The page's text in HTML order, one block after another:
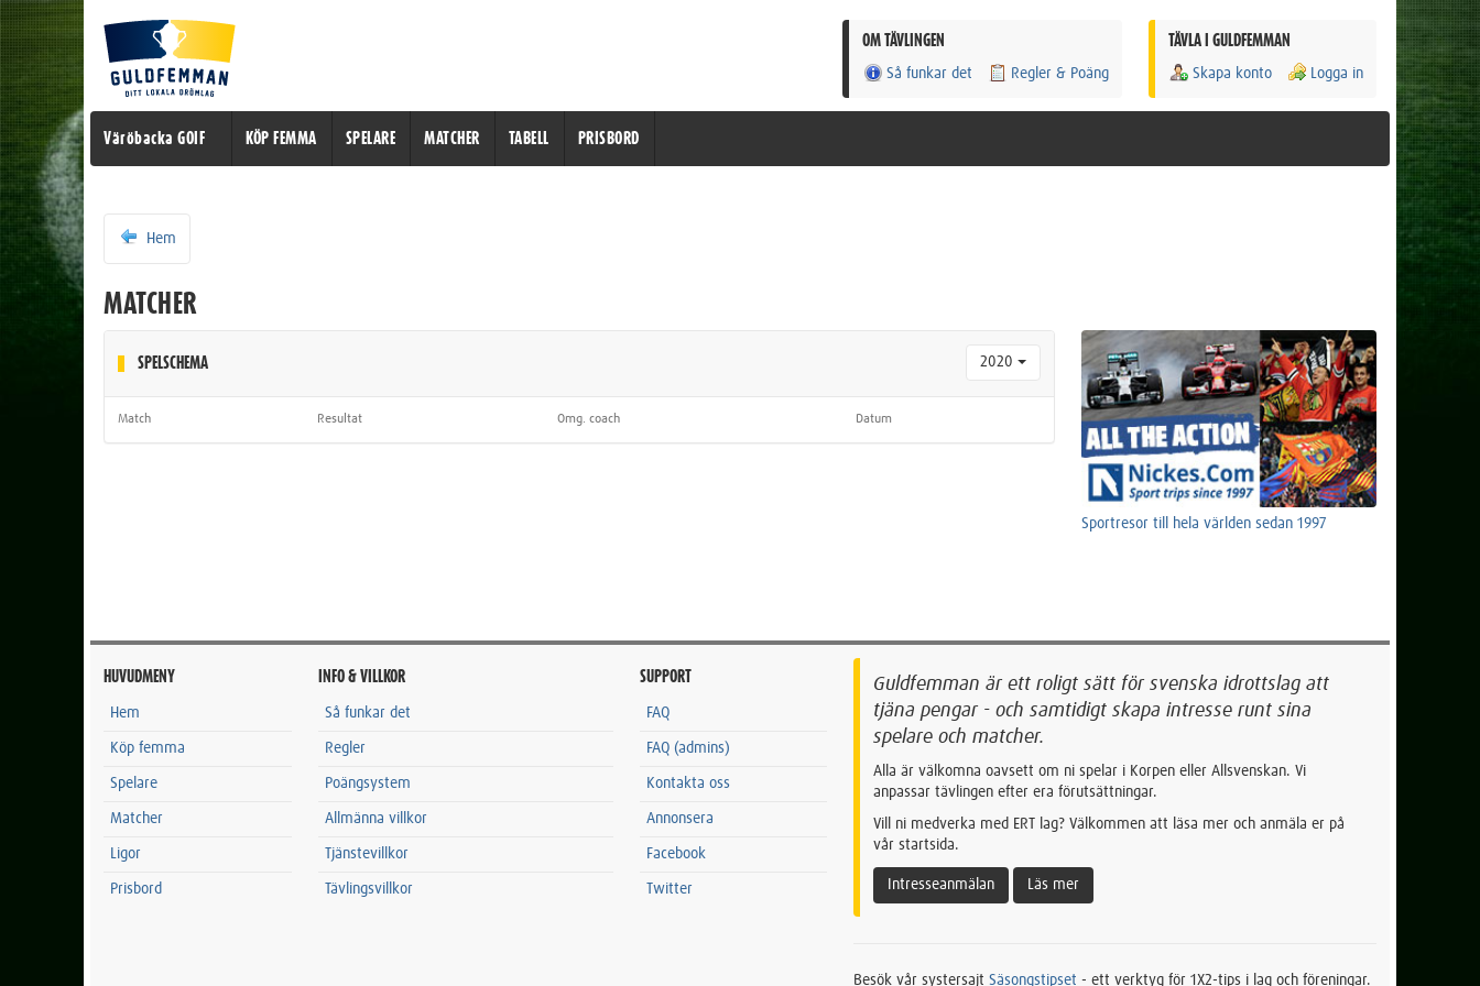
TÄVLA I GULDFEMMAN
Skapa konto Logga in
OM TÄVLINGEN
Så funkar det Regler & Poäng
Väröbacka GOIF KÖP FEMMA SPELARE MATCHER TABELL PRISBORD
Hem
MATCHER
SPELSCHEMA 2020
Match Resultat Omg. coach Datum
Sportresor till hela världen sedan 1997
HUVUDMENY
Hem
Köp femma
Spelare
Matcher
Ligor
Prisbord
INFO & VILLKOR
Så funkar det
Regler
Poängsystem
Allmänna villkor
Tjänstevillkor
Tävlingsvillkor
SUPPORT
FAQ
FAQ (admins)
Kontakta oss
Annonsera
Facebook
Twitter
Guldfemman är ett roligt sätt för svenska idrottslag att
tjäna pengar - och samtidigt skapa intresse runt sina
spelare och matcher.
Alla är välkomna oavsett om ni spelar i Korpen eller Allsvenskan. Vi
anpassar tävlingen efter era förutsättningar.
Vill ni medverka med ERT lag? Välkommen att läsa mer och anmäla er på
vår startsida.
Intresseanmälan Läs mer
Besök vår systersajtSäsongstipset - ett verktyg för 1X2-tips i lag och föreningar.